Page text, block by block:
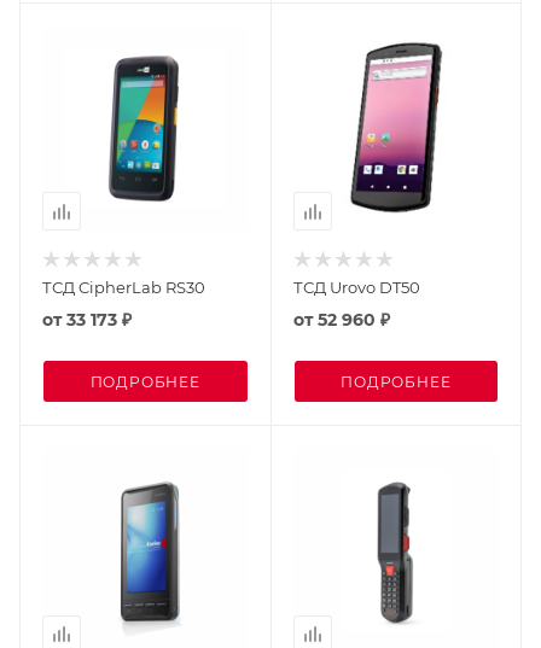
ТСД CipherLab RS30
от33 173 ₽
ПОДРОБНЕЕ
ТСД Urovo DT50
от52 960 ₽
ПОДРОБНЕЕ